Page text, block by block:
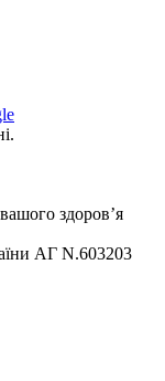
здоров’я
АГ N.603203